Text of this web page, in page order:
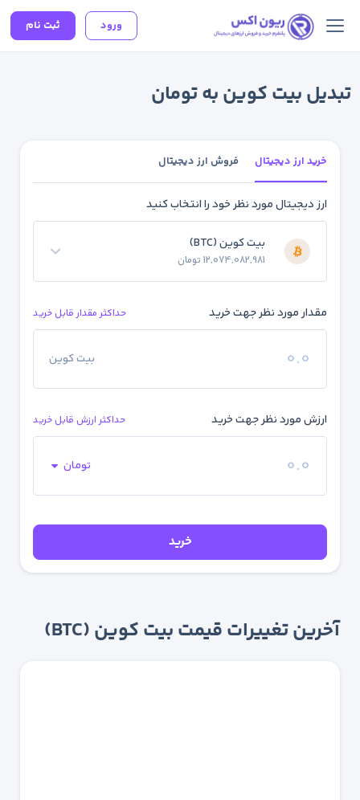
ورود ثبت نام
تبدیل بیت کوین به تومان
خرید ارز دیجیتال فروش ارز دیجیتال
ارز دیجیتال مورد نظر خود را انتخاب کنید
بیت کوین (BTC)
12,074,082,981 تومان
مقدار مورد نظر جهت خرید حداکثر مقدار قابل خرید
بیت کوین
ارزش مورد نظر جهت خرید حداکثر ارزش قابل خرید
تومان
خرید
آخرین تغییرات قیمت بیت کوین (BTC)